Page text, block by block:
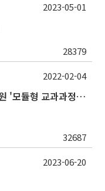
28379
2023-05-01
SNU Inno-Edu 프로젝트 보건대학원 '모듈형 교과과정' 안내(revised 2022/2/28)
32687
2022-02-04
2023-06-20